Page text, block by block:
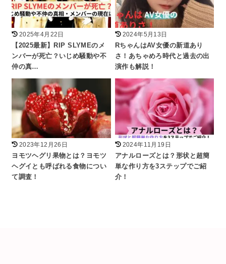
2025年4月22日
【2025最新】RIP SLYMEのメ
ンバーが死亡？いじめ騒動や不
仲の真…
2024年5月13日
RちゃんはAV女優の新道あり
さ！あちゃめろ時代と過去の出
演作も解説！
2023年12月26日
ヨモツヘグリ果物とは？ヨモツ
ヘグイとも呼ばれる食物につい
て調査！
2024年11月19日
アナルローズとは？形状と超簡
単な作り方を3ステップでご紹
介！